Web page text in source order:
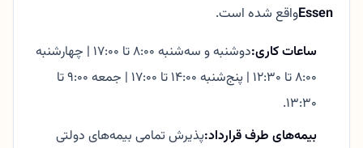
Essenواقع شده است.
ساعات کاری:
دوشنبه و سه‌شنبه ۸:۰۰ تا ۱۷:۰۰ | چهارشنبه
۸:۰۰ تا ۱۲:۳۰ | پنج‌شنبه ۱۴:۰۰ تا ۱۷:۰۰ | جمعه ۹:۰۰ تا
۱۳:۳۰.
بیمه‌های طرف قرارداد:پذیرش تمامی بیمه‌های دولتی